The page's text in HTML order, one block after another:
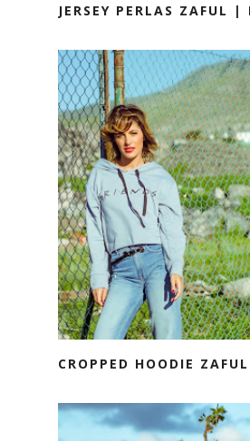
JERSEY PERLAS ZAFUL |
CROPPED HOODIE